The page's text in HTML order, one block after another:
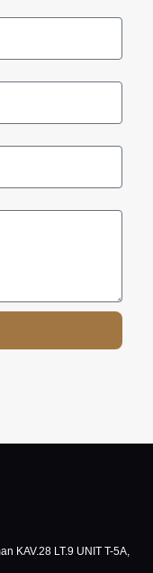
KAV.28 LT.9 UNIT T-5A,